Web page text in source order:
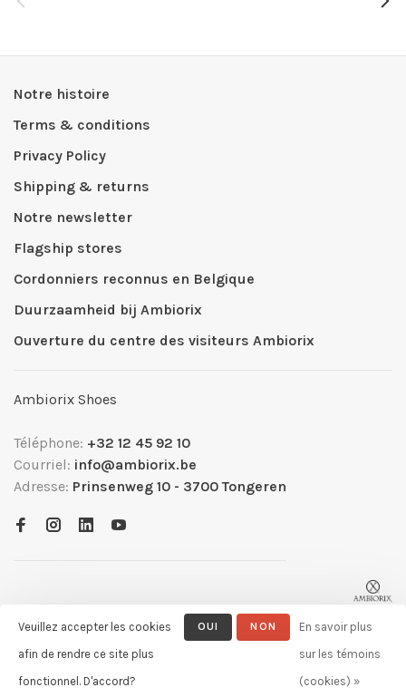
Notre histoire
Terms & conditions
Privacy Policy
Shipping & returns
Notre newsletter
Flagship stores
Cordonniers reconnus en Belgique
Duurzaamheid bij Ambiorix
Ouverture du centre des visiteurs Ambiorix
Ambiorix Shoes
Téléphone: +32 12 45 92 10
Courriel: info@ambiorix.be
Adresse: Prinsenweg 10 - 3700 Tongeren
© Copyright 2026 Ambiorix
- Theme by
Veuillez accepter les cookies
afin de rendre ce site plus
fonctionnel. D'accord?
OUI NON
En savoir plus
sur les témoins
(cookies) »